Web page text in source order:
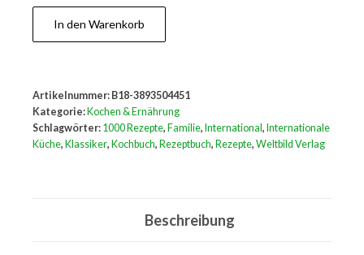
Weltbild's
Großes
für
die
Familie.
In den Warenkorb
Artikelnummer: B18-3893504451
Kategorie: Kochen & Ernährung
Schlagwörter: 1000 Rezepte, Familie, International , Internationale
Küche, Klassiker, Kochbuch, Rezeptbuch, Rezepte, Weltbild Verlag
Beschreibung